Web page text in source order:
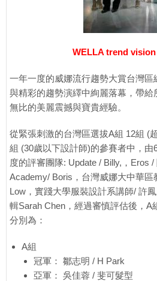
WELLA trend
一年一度的威娜流行趨勢大賞台灣區
與精彩的趨勢演繹中絢麗落幕，帶
無比的美麗震撼與寶貴經驗。
從緊張刺激的台灣區選拔A組 12組 (
組 (30歲以下設計師)的參賽者中，由
度的評審團隊: Update / Billy,，Eros
Academy/ Boris，台灣威娜大中華區
Low，實踐大學服裝設計系講師/ 許
輯Sarah Chen，經過審慎評估後，A
分別為：
A組
冠軍： 鄒志明 / H Park
亞軍： 吳佳蓉 / 斐可髮型